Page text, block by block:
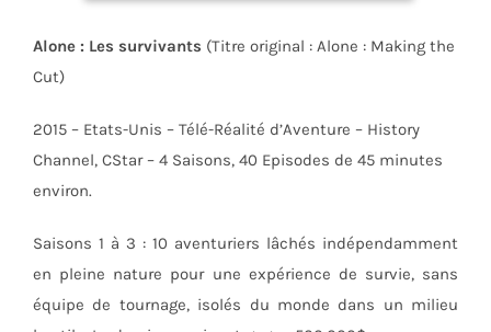
Alone : Les survivants (Titre original : Alone : Making the
Cut)
2015 – Etats-Unis – Télé-Réalité d’Aventure – History
Channel, CStar – 4 Saisons, 40 Episodes de 45 minutes
environ.
Saisons 1 à 3 : 10 aventuriers lâchés indépendamment
en pleine nature pour une expérience de survie, sans
équipe de tournage, isolés du monde dans un milieu